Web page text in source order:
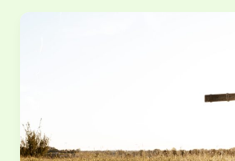
BÍBLIA
REALMENTE